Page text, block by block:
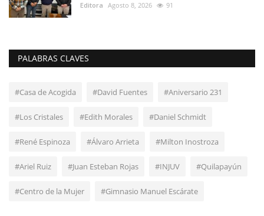
Editora Agosto 8, 2026 91
PALABRAS CLAVES
#Casa de Acogida #David Fuentes #Aniversario 231
#Los Cristales #Edith Morales #Daniel Schmidt
#René Espinoza #Álvaro Arrieta #Milton Inostroza
#Ariel Ruiz #Juan Esteban Rojas #INJUV #Quilapayún
#Centro de la Mujer #Gimnasio Manuel Escárate